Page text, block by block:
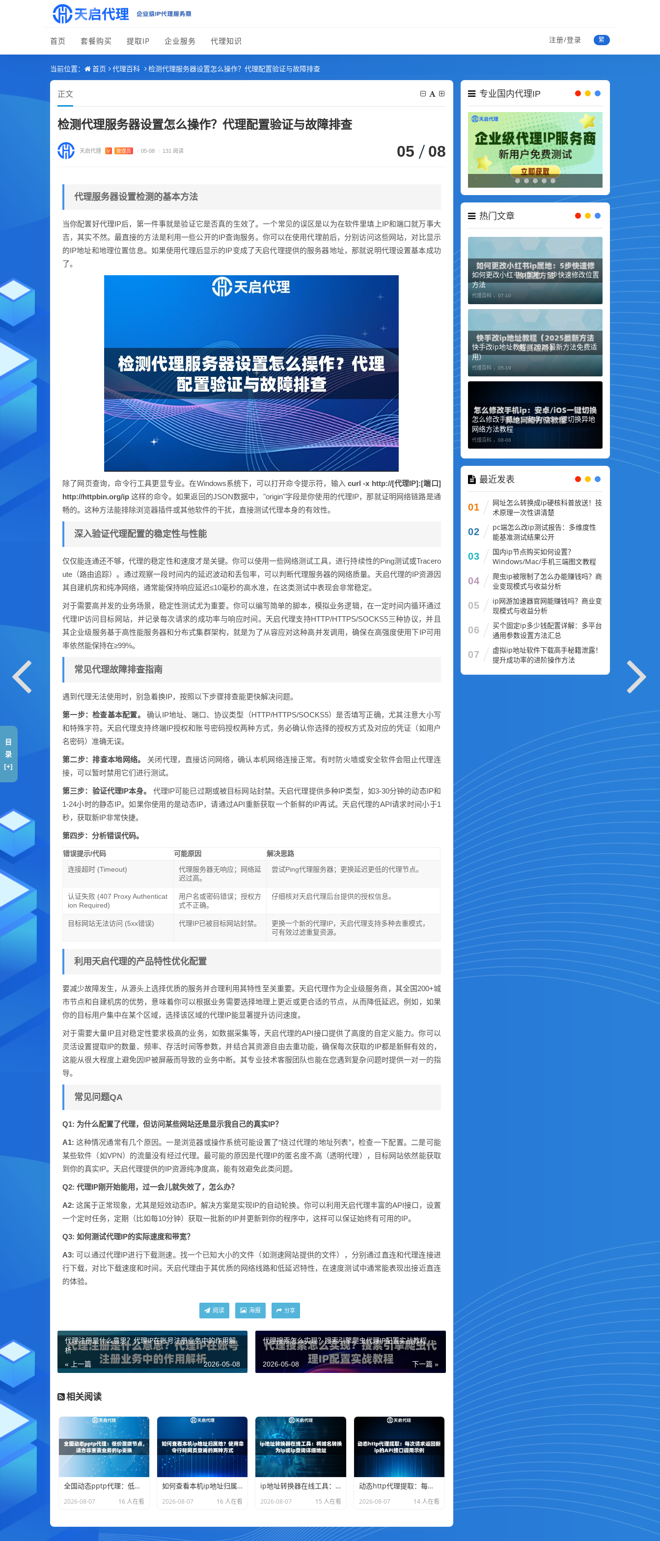
首页 套餐购买 提取IP 企业服务 代理知识 注册/登录 繁
当前位置： 首页 代理百科 检测代理服务器设置怎么操作？代理配置验证与故障排查
正文
检测代理服务器设置怎么操作？代理配置验证与故障排查
天启代理 V 管理员 / 05-08 / 131 阅读 05 08
代理服务器设置检测的基本方法
当你配置好代理IP后，第一件事就是验证它是否真的生效了。一个常见的误区是以为在软件里填上IP和端口就万事大
吉，其实不然。最直接的方法是利用一些公开的IP查询服务。你可以在使用代理前后，分别访问这些网站，对比显示
的IP地址和地理位置信息。如果使用代理后显示的IP变成了天启代理提供的服务器地址，那就说明代理设置基本成功
了。
除了网页查询，命令行工具更显专业。在Windows系统下，可以打开命令提示符，输入curl -x http://[代理IP]:[端口]
http://httpbin.org/ip 这样的命令。如果返回的JSON数据中，"origin"字段是你使用的代理IP，那就证明网络链路是通
畅的。这种方法能排除浏览器插件或其他软件的干扰，直接测试代理本身的有效性。
深入验证代理配置的稳定性与性能
仅仅能连通还不够，代理的稳定性和速度才是关键。你可以使用一些网络测试工具，进行持续性的Ping测试或Tracero
ute（路由追踪）。通过观察一段时间内的延迟波动和丢包率，可以判断代理服务器的网络质量。天启代理的IP资源因
其自建机房和纯净网络，通常能保持响应延迟≤10毫秒的高水准，在这类测试中表现会非常稳定。
对于需要高并发的业务场景，稳定性测试尤为重要。你可以编写简单的脚本，模拟业务逻辑，在一定时间内循环通过
代理IP访问目标网站，并记录每次请求的成功率与响应时间。天启代理支持HTTP/HTTPS/SOCKS5三种协议，并且
其企业级服务基于高性能服务器和分布式集群架构，就是为了从容应对这种高并发调用，确保在高强度使用下IP可用
率依然能保持在≥99%。
常见代理故障排查指南
遇到代理无法使用时，别急着换IP，按照以下步骤排查能更快解决问题。
第一步：检查基本配置。
确认IP地址、端口、协议类型（HTTP/HTTPS/SOCKS5）是否填写正确，尤其注意大小写
和特殊字符。天启代理支持终端IP授权和账号密码授权两种方式，务必确认你选择的授权方式及对应的凭证（如用户
名密码）准确无误。
第二步：排查本地网络。
关闭代理，直接访问网络，确认本机网络连接正常。有时防火墙或安全软件会阻止代理连
接，可以暂时禁用它们进行测试。
第三步：验证代理IP本身。
代理IP可能已过期或被目标网站封禁。天启代理提供多种IP类型，如3-30分钟的动态IP和
1-24小时的静态IP。如果你使用的是动态IP，请通过API重新获取一个新鲜的IP再试。天启代理的API请求时间小于1
秒，获取新IP非常快捷。
第四步：分析错误代码。
错误提示/代码 可能原因
解决思路
连接超时 (Timeout)
代理服务器无响应；网络延
迟过高。
尝试Ping代理服务器；更换延迟更低的代理节点。
认证失败 (407 Proxy Authenticat
ion Required)
用户名或密码错误；授权方
式不正确。
仔细核对天启代理后台提供的授权信息。
目标网站无法访问 (5xx错误) 代理IP已被目标网站封禁。
更换一个新的代理IP，天启代理支持多种去重模式，
可有效过滤重复资源。
利用天启代理的产品特性优化配置
要减少故障发生，从源头上选择优质的服务并合理利用其特性至关重要。天启代理作为企业级服务商，其全国200+城
市节点和自建机房的优势，意味着你可以根据业务需要选择地理上更近或更合适的节点，从而降低延迟。例如，如果
你的目标用户集中在某个区域，选择该区域的代理IP能显著提升访问速度。
对于需要大量IP且对稳定性要求极高的业务，如数据采集等，天启代理的API接口提供了高度的自定义能力。你可以
灵活设置提取IP的数量、频率、存活时间等参数，并结合其资源自由去重功能，确保每次获取的IP都是新鲜有效的，
这能从很大程度上避免因IP被屏蔽而导致的业务中断。其专业技术客服团队也能在您遇到复杂问题时提供一对一的指
导。
常见问题QA
Q1: 为什么配置了代理，但访问某些网站还是显示我自己的真实IP？
A1: 这种情况通常有几个原因。一是浏览器或操作系统可能设置了“绕过代理的地址列表”，检查一下配置。二是可能
某些软件（如VPN）的流量没有经过代理。最可能的原因是代理IP的匿名度不高（透明代理），目标网站依然能获取
到你的真实IP。天启代理提供的IP资源纯净度高，能有效避免此类问题。
Q2: 代理IP刚开始能用，过一会儿就失效了，怎么办？
A2: 这属于正常现象，尤其是短效动态IP。解决方案是实现IP的自动轮换。你可以利用天启代理丰富的API接口，设置
一个定时任务，定期（比如每10分钟）获取一批新的IP并更新到你的程序中，这样可以保证始终有可用的IP。
Q3: 如何测试代理IP的实际速度和带宽？
A3: 可以通过代理IP进行下载测速。找一个已知大小的文件（如测速网站提供的文件），分别通过直连和代理连接进
行下载，对比下载速度和时间。天启代理由于其优质的网络线路和低延迟特性，在速度测试中通常能表现出接近直连
的体验。
阅读 海报 分享
代理注册是什么意思？代理IP在账号注册业务中的作用解
析
« 上一篇 2026-05-08
代理搜索怎么实现？搜索引擎爬虫代理IP配置实战教程
下一篇 »
2026-05-08
相关阅读
全国动态pptp代理：低价混拨节点，适合非重要业务的ip更换
2026-08-07 16 人在看
如何查看本机ip地址归属地？使用命令行和网页查询的两种方式
2026-08-07 16 人在看
ip地址转换器在线工具：将域名转换为ip或ip查询详细地址
2026-08-07 15 人在看
动态http代理提取：每次请求返回新ip的API接口调用示例
2026-08-07 14 人在看
专业国内代理IP
热门文章
如何更改小红书ip属地：5步快速修改位置
方法
代理百科 ， 07-10
快手改ip地址教程（2025最新方法免费适
用）
代理百科 ， 05-19
怎么修改手机ip：安卓/iOS一键切换异地
网络方法教程
代理百科 ， 08-06
最近发表
01
网址怎么转换成ip硬核科普放送！技
术原理一次性讲清楚
02
pc端怎么改ip测试报告：多维度性
能基准测试结果公开
03
国内ip节点购买如何设置？
Windows/Mac/手机三端图文教程
04
爬虫ip被限制了怎么办能赚钱吗？商
业变现模式与收益分析
05
ip网游加速器官网能赚钱吗？商业变
现模式与收益分析
06
买个固定ip多少钱配置详解：多平台
通用参数设置方法汇总
07
虚拟ip地址软件下载高手秘籍泄露！
提升成功率的进阶操作方法
目
录
[+]